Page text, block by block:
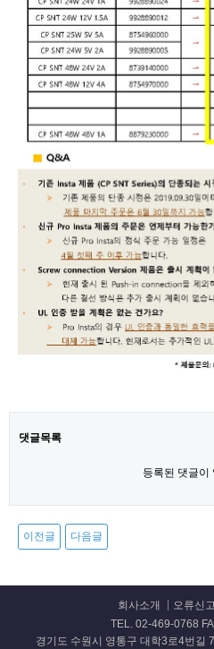
댓글목록
등록된 댓글이
이전글 다음글
회사소개 오류신고
TEL. 02-469-0768
경기도 수원시 영통구 대학3로4번길